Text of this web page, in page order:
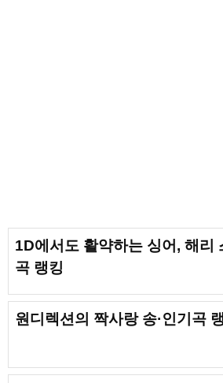
1D에서도 활약하는 싱어, 해리
곡 랭킹
원디렉션의 짝사랑 송·인기곡